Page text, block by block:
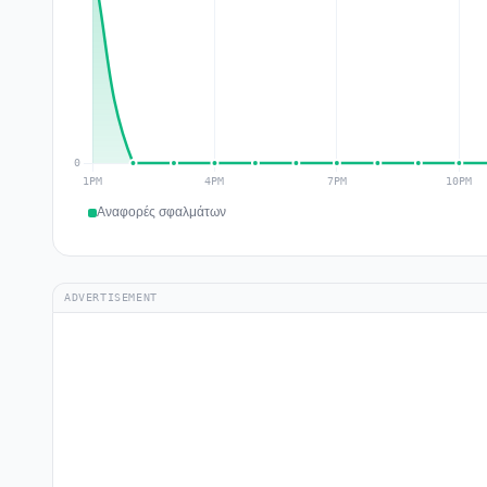
Αναφορές σφαλμάτων
ADVERTISEMENT